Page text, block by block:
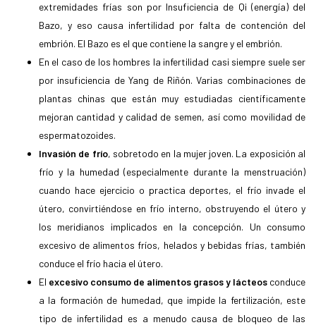
extremidades frías son por Insuficiencia de Qi (energía) del
Bazo, y eso causa infertilidad por falta de contención del
embrión. El Bazo es el que contiene la sangre y el embrión.
En el caso de los hombres la infertilidad casi siempre suele ser
por insuficiencia de Yang de Riñón. Varias combinaciones de
plantas chinas que están muy estudiadas científicamente
mejoran cantidad y calidad de semen, así como movilidad de
espermatozoides.
Invasión de frío, sobretodo en la mujer joven. La exposición al
frío y la humedad (especialmente durante la menstruación)
cuando hace ejercicio o practica deportes, el frío invade el
útero, convirtiéndose en frío interno, obstruyendo el útero y
los meridianos implicados en la concepción. Un consumo
excesivo de alimentos fríos, helados y bebidas frías, también
conduce el frío hacia el útero.
El excesivo consumo de alimentos grasos y lácteos conduce
a la formación de humedad, que impide la fertilización, este
tipo de infertilidad es a menudo causa de bloqueo de las